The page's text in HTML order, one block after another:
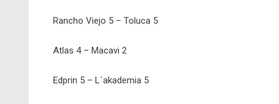
Rancho Viejo 5 – Toluca 5
Atlas 4 – Macavi 2
Edprin 5 – L´akademia 5